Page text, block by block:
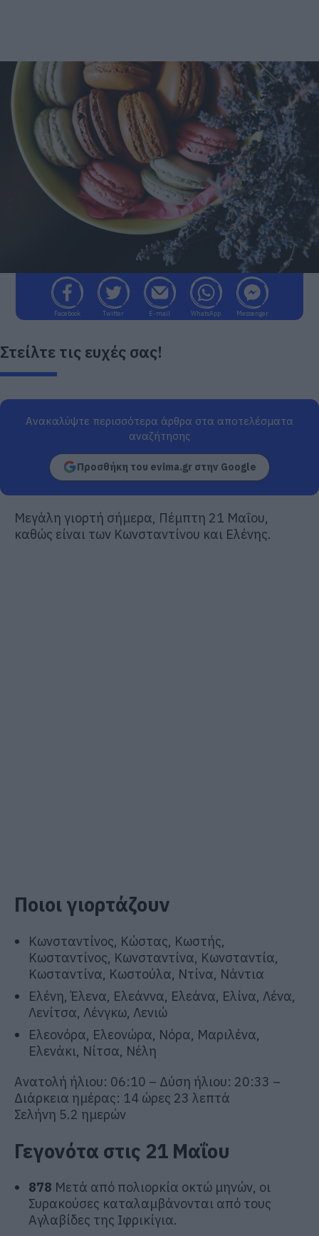
Facebook Twitter E-mail WhatsApp Messenger
Στείλτε τις ευχές σας!
Ανακαλύψτε περισσότερα άρθρα στα αποτελέσματα
αναζήτησης
Προσθήκη του evima.gr στην Google
Μεγάλη γιορτή σήμερα, Πέμπτη 21 Μαΐου,
καθώς είναι των Κωνσταντίνου και Ελένης.
Ποιοι γιορτάζουν
Κωνσταντίνος, Κώστας, Κωστής,
Κωσταντίνος, Κωνσταντίνα, Κωνσταντία,
Κωσταντίνα, Κωστούλα, Ντίνα, Νάντια
Ελένη, Έλενα, Ελεάννα, Ελεάνα, Ελίνα, Λένα,
Λενίτσα, Λένγκω, Λενιώ
Ελεονόρα, Ελεονώρα, Νόρα, Μαριλένα,
Ελενάκι, Νίτσα, Νέλη
Ανατολή ήλιου: 06:10 – Δύση ήλιου: 20:33 –
Διάρκεια ημέρας: 14 ώρες 23 λεπτά
Σελήνη 5.2 ημερών
Γεγονότα στις 21 Μαΐου
878 Μετά από πολιορκία οκτώ μηνών, οι
Συρακούσες καταλαμβάνονται από τους
Αγλαβίδες της Ιφρικίγια.